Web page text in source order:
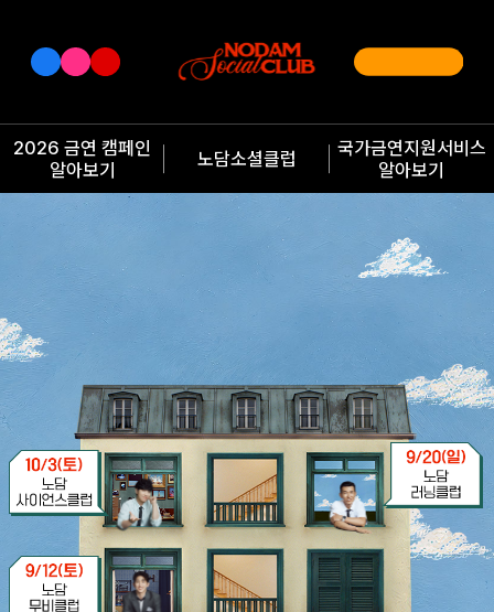
2026 금연 캠페인
알아보기
노담소셜클럽
국가금연지원서비스
알아보기